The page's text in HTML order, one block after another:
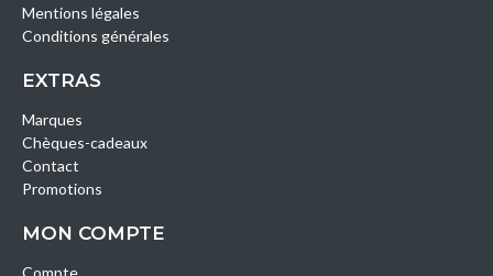
Mentions légales
Conditions générales
EXTRAS
Marques
Chèques-cadeaux
Contact
Promotions
MON COMPTE
Compte